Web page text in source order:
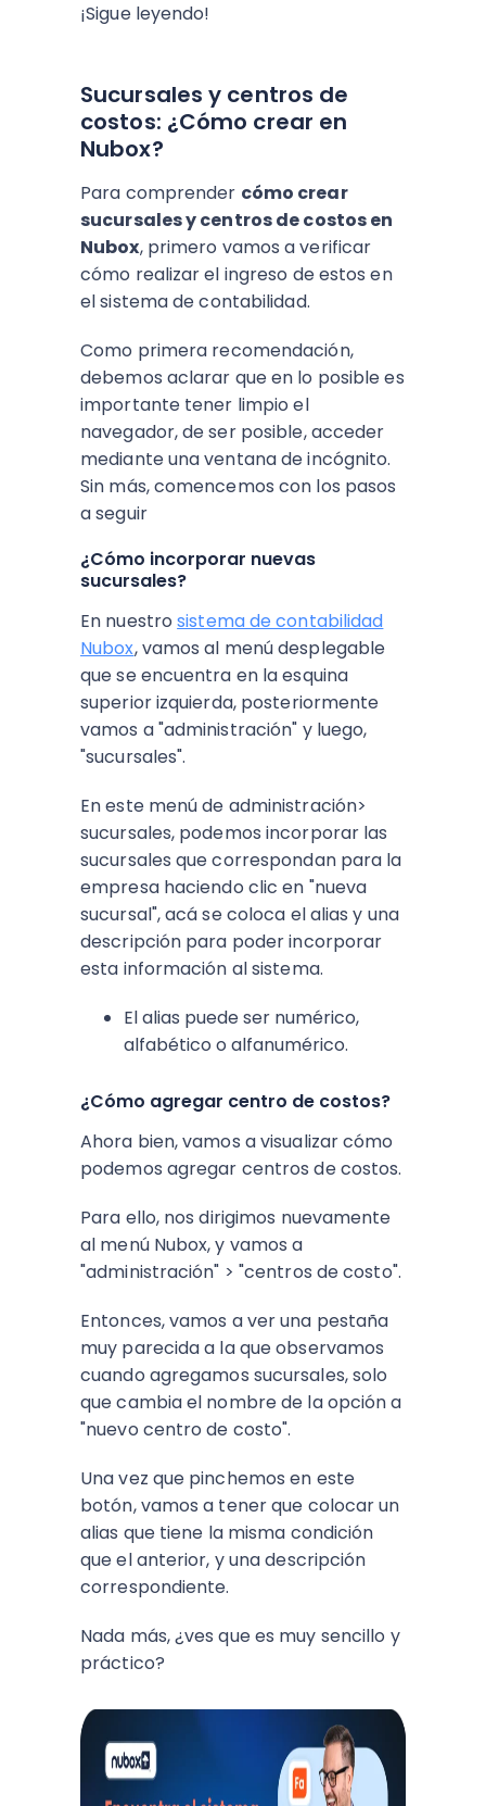
¡Sigue leyendo!
Sucursales y centros de
costos: ¿Cómo crear en
Nubox?
Para comprender cómo crear
sucursales y centros de costos en
Nubox, primero vamos a verificar
cómo realizar el ingreso de estos en
el sistema de contabilidad.
Como primera recomendación,
debemos aclarar que en lo posible es
importante tener limpio el
navegador, de ser posible, acceder
mediante una ventana de incógnito.
Sin más, comencemos con los pasos
a seguir
¿Cómo incorporar nuevas
sucursales?
En nuestrosistema de contabilidad
Nubox, vamos al menú desplegable
que se encuentra en la esquina
superior izquierda, posteriormente
vamos a "administración" y luego,
"sucursales".
En este menú de administración>
sucursales, podemos incorporar las
sucursales que correspondan para la
empresa haciendo clic en "nueva
sucursal", acá se coloca el alias y una
descripción para poder incorporar
esta información al sistema.
El alias puede ser numérico,
alfabético o alfanumérico.
¿Cómo agregar centro de costos?
Ahora bien, vamos a visualizar cómo
podemos agregar centros de costos.
Para ello, nos dirigimos nuevamente
al menú Nubox, y vamos a
"administración" > "centros de costo".
Entonces, vamos a ver una pestaña
muy parecida a la que observamos
cuando agregamos sucursales, solo
que cambia el nombre de la opción a
"nuevo centro de costo".
Una vez que pinchemos en este
botón, vamos a tener que colocar un
alias que tiene la misma condición
que el anterior, y una descripción
correspondiente.
Nada más, ¿ves que es muy sencillo y
práctico?